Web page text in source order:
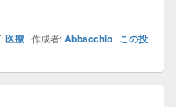
医療 作成者:Abbacchio この投